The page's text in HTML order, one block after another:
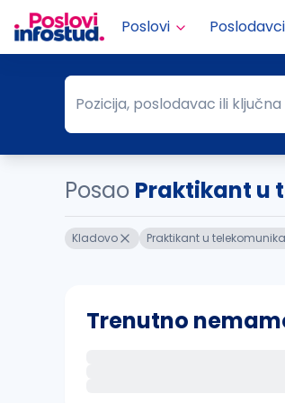
Poslovi Poslodavci
Pozicija, poslodavac ili ključna
Pozicija, poslodavac ili
Posao Praktikant u
Kladovo Praktikant u
Trenutno